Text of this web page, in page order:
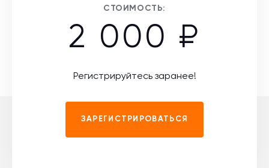
СТОИМОСТЬ:
2 000 ₽
Регистрируйтесь заранее!
ЗАРЕГИСТРИРОВАТЬСЯ